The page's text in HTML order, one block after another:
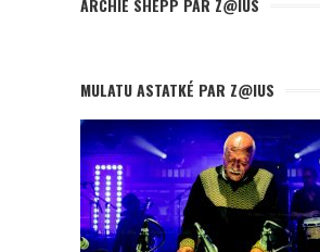
ARCHIE SHEPP PAR Z@IUS
MULATU ASTATKÉ PAR Z@IUS